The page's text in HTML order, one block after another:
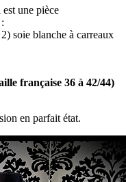
une pièce
soie blanche à carreaux
française 36 à 42/44)
en parfait état.